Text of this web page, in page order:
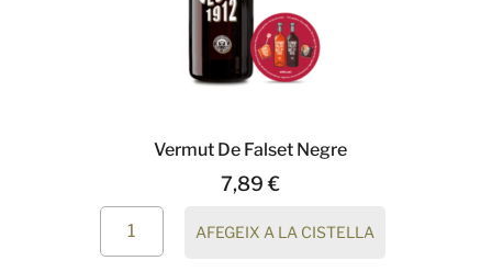
Vermut De Falset Negre
7,89€
AFEGEIX A LA CISTELLA